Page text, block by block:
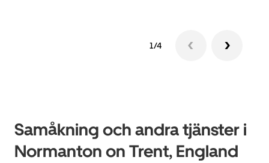
1/4
Samåkning och andra tjänster i
Normanton on Trent, England